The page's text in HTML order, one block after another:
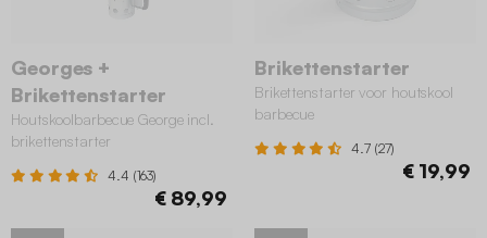
Georges +
Brikettenstarter
Houtskoolbarbecue George incl.
brikettenstarter
4.4 (163)
€ 89,99
Brikettenstarter
Brikettenstarter voor houtskool
barbecue
4.7 (27)
€ 19,99